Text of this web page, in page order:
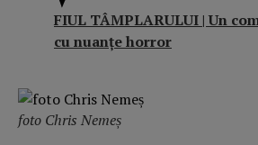
FIUL TÂMPLARULUI | Un
cu nuanțe horror
foto Chris Nemeș